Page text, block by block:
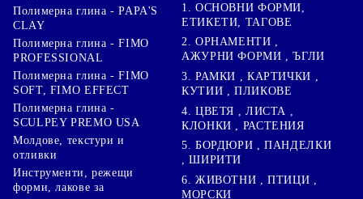
Полимерна глина - PAPA'S
CLAY
Полимерна глина - FIMO
PROFESSIONAL
Полимерна глина - FIMO
SOFT, FIMO EFFECT
Полимерна глина -
SCULPEY PREMO USA
Молдове, текстури и
отливки
Инструменти, режещи
форми, лакове за
1. ОСНОВНИ ФОРМИ,
ЕТИКЕТИ, ТАГОВЕ
2. ОРНАМЕНТИ ,
АЖУРНИ ФОРМИ , ЪГЛИ
3. РАМКИ , КАРТИЧКИ ,
КУТИИ , ПЛИКОВЕ
4. ЦВЕТЯ , ЛИСТА ,
КЛОНКИ , РАСТЕНИЯ
5. БОРДЮРИ , ПАНДЕЛКИ
, ШИРИТИ
6. ЖИВОТНИ , ПТИЦИ ,
МОРСКИ